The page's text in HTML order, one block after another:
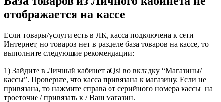
отображается на кассе
Если товары/услуги есть в ЛК, касса подключена к сети
Интернет, но товаров нет в разделе база товаров на кассе, то
выполните следующие рекомендации:
1) Зайдите в Личный кабинет aQsi во вкладку “Магазины/
кассы”. Проверьте, что касса привязана к магазину. Если не
привязана, то нажмите справа от серийного номера кассы на
троеточие / привязать к / Ваш магазин.